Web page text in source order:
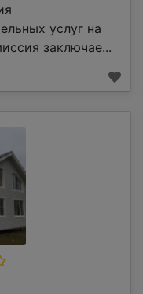
услуг на
заключае...